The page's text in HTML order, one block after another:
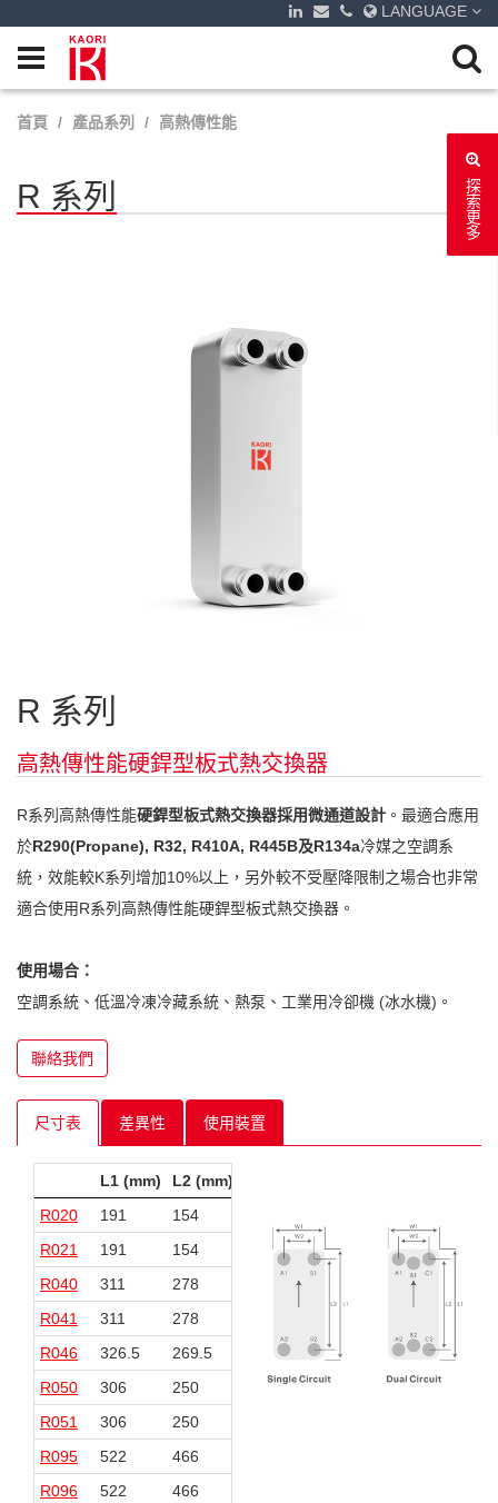
LANGUAGE
探索更多
首頁 產品系列 高熱傳性能
R 系列
R 系列
高熱傳性能硬銲型板式熱交換器
R系列高熱傳性能硬銲型板式熱交換器採用微通道設計 。最適合應用
於R290(Propane), R32, R410A, R445B及R134a冷媒之空調系
統，效能較K系列增加10%以上，另外較不受壓降限制之場合也非常
適合使用R系列高熱傳性能硬銲型板式熱交換器。
使用場合：
空調系統、低溫冷凍冷藏系統、熱泵、工業用冷卻機 (冰水機)。
聯絡我們
尺寸表 差異性 使用裝置
L1 (mm) L2 (mm)
R020
191 154
R021
191 154
40
R040
311 278
R041
311 278
R046
326.5 269.5
39
R050
306 250 106
50
R051
306 250
R095
522 466
R096
522 466